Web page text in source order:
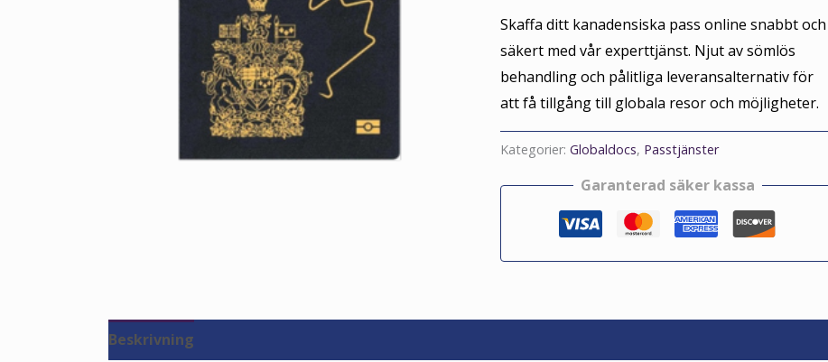
Skaffa ditt kanadensiska pass online snabbt och
säkert med vår experttjänst. Njut av sömlös
behandling och pålitliga leveransalternativ för
att få tillgång till globala resor och möjligheter.
Kategorier:Globaldocs, Passtjänster
Garanterad säker kassa
Beskrivning